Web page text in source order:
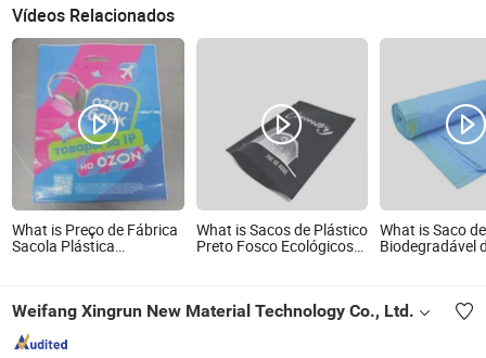
Vídeos Relacionados
What is Preço de Fábrica
Sacola Plástica
com Alça Macia
What is Sacos de Plástico
Preto Fosco Ecológicos
What is Saco
Biodegradável
Weifang Xingrun New Material Technology Co., Ltd.